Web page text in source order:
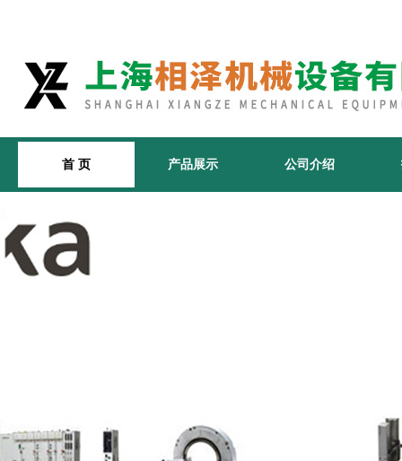
首 页 产品展示 公司介绍